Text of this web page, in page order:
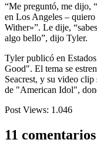
“Me preguntó, me dijo,
en Los Angeles –
Wither»”. Le dije,
algo bello”, dijo Tyler.
Tyler publicó en
Good". El tema se
Seacrest, y su video
de "American Idol",
Post Views: 1.046
11